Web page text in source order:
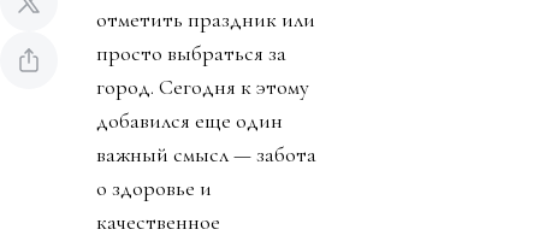
отметить праздник или
просто выбраться за
город. Сегодня к этому
добавился еще один
важный смысл — забота
о здоровье и
качественное